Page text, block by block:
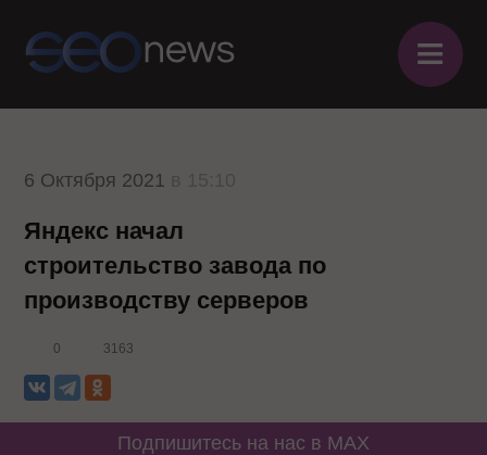
≡
6 Октября 2021
Яндекс начал
строительство завода по
производству серверов
0 3163
Подпишитесь на нас в MAX